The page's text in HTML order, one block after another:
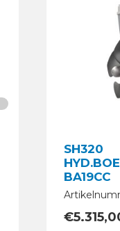
SH320
BA19CC
€